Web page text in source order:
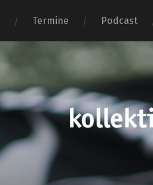
Termine Podcast